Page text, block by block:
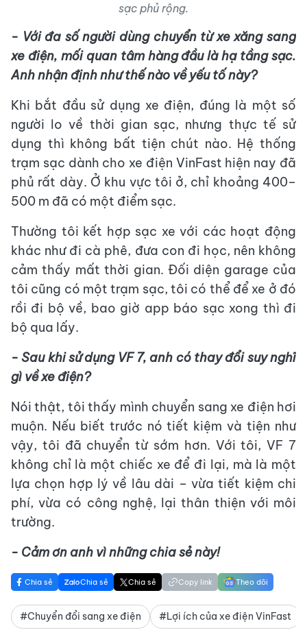
sạc phủ rộng.
- Với đa số người dùng chuyển từ xe xăng sang
xe điện, mối quan tâm hàng đầu là hạ tầng sạc.
Anh nhận định như thế nào về yếu tố này?
Khi bắt đầu sử dụng xe điện, đúng là một số
người lo về thời gian sạc, nhưng thực tế sử
dụng thì không bất tiện chút nào. Hệ thống
trạm sạc dành cho xe điện VinFast hiện nay đã
phủ rất dày. Ở khu vực tôi ở, chỉ khoảng 400–
500 m đã có một điểm sạc.
Thường tôi kết hợp sạc xe với các hoạt động
khác như đi cà phê, đưa con đi học, nên không
cảm thấy mất thời gian. Đối diện garage của
tôi cũng có một trạm sạc, tôi có thể để xe ở đó
rồi đi bộ về, bao giờ app báo sạc xong thì đi
bộ qua lấy.
-Sau khi sử dụng VF 7, anh có thay đổi suy nghĩ
gì về xe điện?
Nói thật, tôi thấy mình chuyển sang xe điện hơi
muộn. Nếu biết trước nó tiết kiệm và tiện như
vậy, tôi đã chuyển từ sớm hơn. Với tôi, VF 7
không chỉ là một chiếc xe để đi lại, mà là một
lựa chọn hợp lý về lâu dài – vừa tiết kiệm chi
phí, vừa có công nghệ, lại thân thiện với môi
trường.
- Cảm ơn anh vì những chia sẻ này!
Chia sẻ Chia sẻ Chia sẻ Copy link Theo dõi
#Chuyển đổi sang xe điện #Lợi ích của xe điện VinFast